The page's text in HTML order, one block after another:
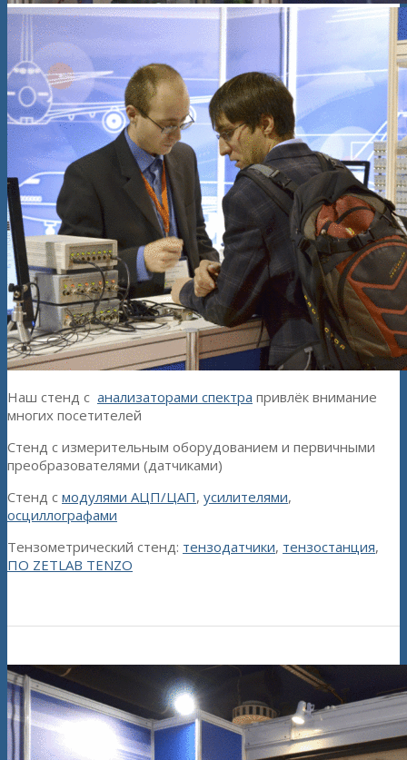
Наш стенд с анализаторами спектра привлёк внимание
многих посетителей
Стенд с измерительным оборудованием и первичными
преобразователями (датчиками)
Стенд с модулями АЦП/ЦАП, усилителями,
осциллографами
Тензометрический стенд: тензодатчики, тензостанция,
ПО ZETLAB TENZO